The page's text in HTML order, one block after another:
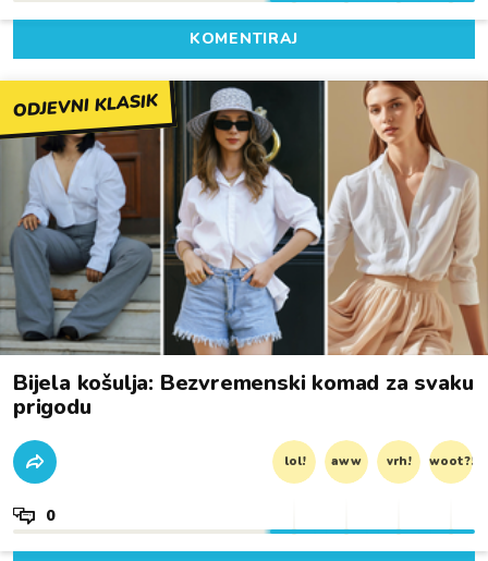
KOMENTIRAJ
ODJEVNI KLASIK
Bijela košulja: Bezvremenski komad za svaku
prigodu
lol! aww vrh! woot?!
0